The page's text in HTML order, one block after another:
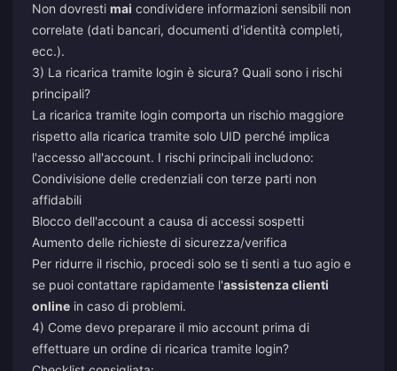
Non dovresti mai condividere informazioni sensibili non
correlate (dati bancari, documenti d'identità completi,
ecc.).
3) La ricarica tramite login è sicura? Quali sono i rischi
principali?
La ricarica tramite login comporta un rischio maggiore
rispetto alla ricarica tramite solo UID perché implica
l'accesso all'account. I rischi principali includono:
Condivisione delle credenziali con terze parti non
affidabili
Blocco dell'account a causa di accessi sospetti
Aumento delle richieste di sicurezza/verifica
Per ridurre il rischio, procedi solo se ti senti a tuo agio e
se puoi contattare rapidamente l'assistenza clienti
online in caso di problemi.
4) Come devo preparare il mio account prima di
effettuare un ordine di ricarica tramite login?